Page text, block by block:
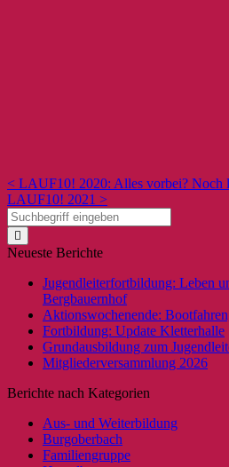
< LAUF10! 2020: Alles vorbei? Noch
LAUF10! 2021 >
Neueste Berichte
Jugendleiterfortbildung: Leben
Bergbauernhof
Aktionswochenende:
Fortbildung: Update Kletterhalle
Grundausbildung zum
Mitgliederversammlung 2026
Berichte nach Kategorien
Aus- und Weiterbildung
Burgoberbach
Familiengruppe